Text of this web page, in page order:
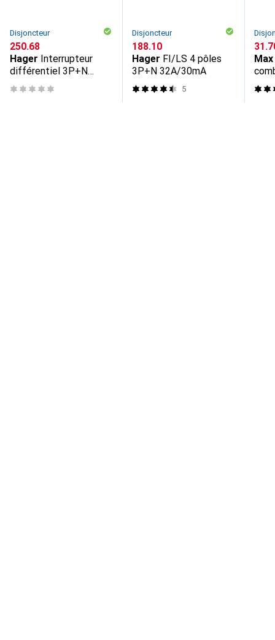
Disjoncteur
CHF
250.68
Hager Interrupteur
différentiel 3P+N
63A/30mA
Disjoncteur
CHF
188.10
Hager FI/LS 4 pôles
3P+N 32A/30mA
5
CHF